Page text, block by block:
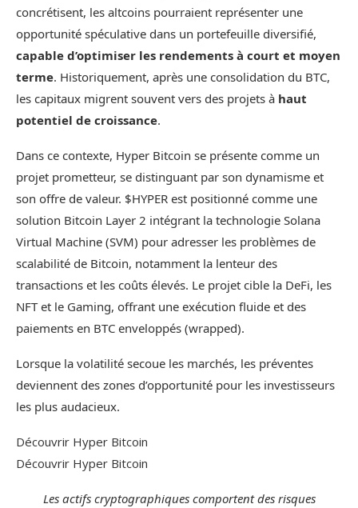
concrétisent, les altcoins pourraient représenter une
opportunité spéculative dans un portefeuille diversifié,
capable d’optimiser les rendements à court et moyen
terme. Historiquement, après une consolidation du BTC,
les capitaux migrent souvent vers des projets à haut
potentiel de croissance.
Dans ce contexte, Hyper Bitcoin se présente comme un
projet prometteur, se distinguant par son dynamisme et
son offre de valeur. $HYPER est positionné comme une
solution Bitcoin Layer 2 intégrant la technologie Solana
Virtual Machine (SVM) pour adresser les problèmes de
scalabilité de Bitcoin, notamment la lenteur des
transactions et les coûts élevés. Le projet cible la DeFi, les
NFT et le Gaming, offrant une exécution fluide et des
paiements en BTC enveloppés (wrapped).
Lorsque la volatilité secoue les marchés, les préventes
deviennent des zones d’opportunité pour les investisseurs
les plus audacieux.
Découvrir Hyper Bitcoin
Découvrir Hyper Bitcoin
Les actifs cryptographiques comportent des risques